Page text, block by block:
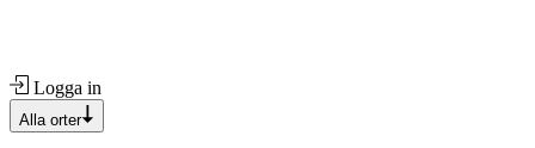
Logga in
Alla orter